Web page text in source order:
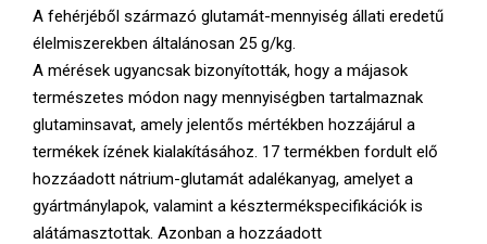
A fehérjéből származó glutamát-mennyiség állati eredetű
élelmiszerekben általánosan 25 g/kg.
A mérések ugyancsak bizonyították, hogy a májasok
természetes módon nagy mennyiségben tartalmaznak
glutaminsavat, amely jelentős mértékben hozzájárul a
termékek ízének kialakításához. 17 termékben fordult elő
hozzáadott nátrium-glutamát adalékanyag, amelyet a
gyártmánylapok, valamint a késztermékspecifikációk is
alátámasztottak. Azonban a hozzáadott